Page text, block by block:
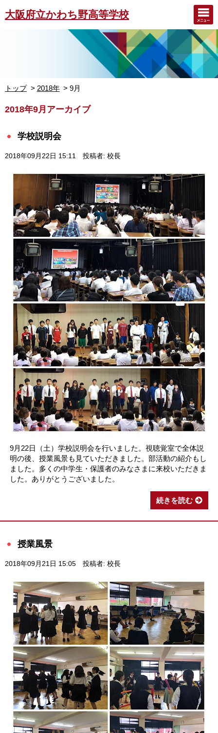
大阪府立かわち野高等学校
トップ 2018年 9月
2018年9月アーカイブ
学校説明会
2018年09月22日 15:11 投稿者: 校長
9月22日（土）学校説明会を行いました。視聴覚室で全体説
明の後、授業風景も見ていただきました。部活動の紹介もし
ました。多くの中学生・保護者のみなさまに来校いただきま
した。ありがとうございました。
続きを読む
授業風景
2018年09月21日 15:05 投稿者: 校長